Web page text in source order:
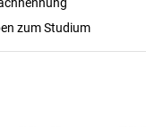
zum Studium